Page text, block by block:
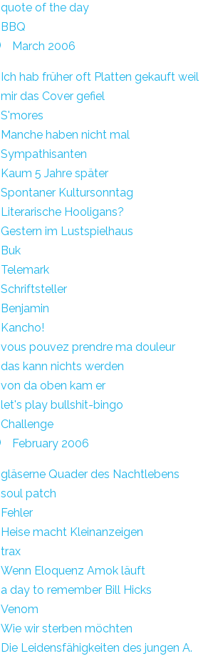
quote of the day
BBQ
March 2006
Ich hab früher oft Platten gekauft weil
mir das Cover gefiel
S'mores
Manche haben nicht mal
Sympathisanten
Kaum 5 Jahre später
Spontaner Kultursonntag
Literarische Hooligans?
Gestern im Lustspielhaus
Buk
Telemark
Schriftsteller
Benjamin
Kancho!
vous pouvez prendre ma douleur
das kann nichts werden
von da oben kam er
let's play bullshit-bingo
Challenge
February 2006
gläserne Quader des Nachtlebens
soul patch
Fehler
Heise macht Kleinanzeigen
trax
Wenn Eloquenz Amok läuft
a day to remember Bill Hicks
Venom
Wie wir sterben möchten
Die Leidensfähigkeiten des jungen A.